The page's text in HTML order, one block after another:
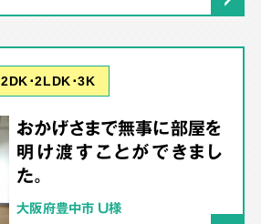
2DK･2LDK･3K
おかげさまで無事に部屋を
明け渡すことができまし
た。
大阪府豊中市 U様